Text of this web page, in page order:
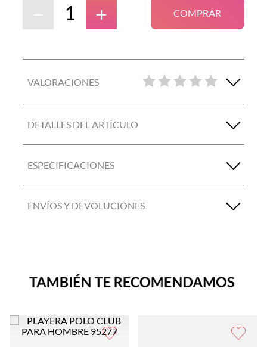
＋
－ COMPRAR
VALORACIONES
DETALLES DEL ARTÍCULO
ESPECIFICACIONES
ENVÍOS Y DEVOLUCIONES